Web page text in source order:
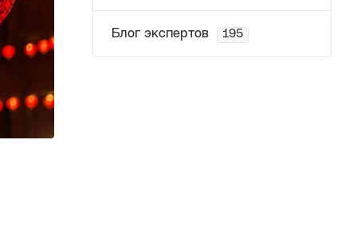
Блог экспертов 195